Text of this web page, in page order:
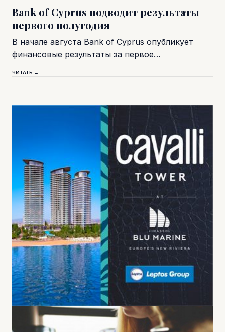
Bank of Cyprus подводит результаты
первого полугодия
В начале августа Bank of Cyprus опубликует
финансовые результаты за первое…
ЧИТАТЬ →